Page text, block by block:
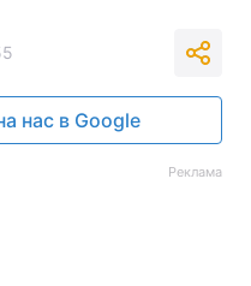
нас в Google
Реклама